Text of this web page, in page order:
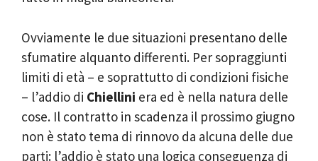
Ovviamente le due situazioni presentano delle
sfumatire alquanto differenti. Per sopraggiunti
limiti di età – e soprattutto di condizioni fisiche
– l’addio di Chiellini era ed è nella natura delle
cose. Il contratto in scadenza il prossimo giugno
non è stato tema di rinnovo da alcuna delle due
parti: l’addio è stato una logica conseguenza di